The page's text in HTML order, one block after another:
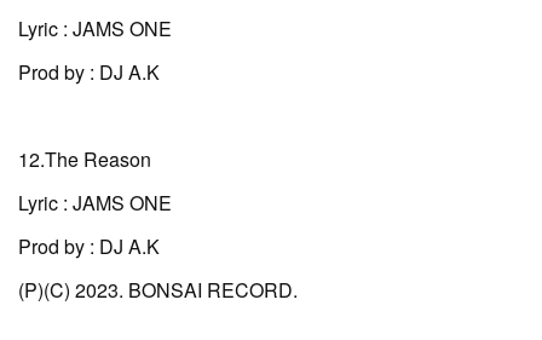
Lyric : JAMS ONE
Prod by : DJ A.K
12.The Reason
Lyric : JAMS ONE
Prod by : DJ A.K
(P)(C) 2023. BONSAI RECORD.